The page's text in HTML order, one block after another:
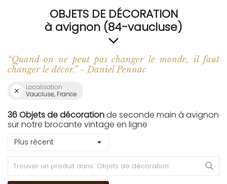
OBJETS DE DÉCORATION
à avignon (84-vaucluse)
“Quand on ne peut pas changer le monde, il faut
changer le décor.” - Daniel Pennac
Localisation
Vaucluse, France
36 Objets de décorationde seconde main à avignon
sur notre brocante vintage en ligne
Plus récent